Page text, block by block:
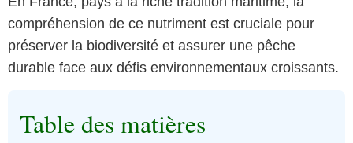
compréhension de ce nutriment est cruciale pour
préserver la biodiversité et assurer une pêche
durable face aux défis environnementaux croissants.
Table des matières